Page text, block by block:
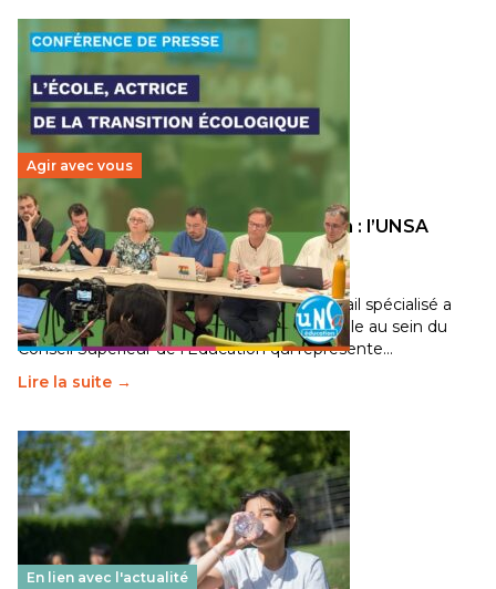
Agir avec vous
Transition écologique de l’éducation : l’UNSA
Éducation fait bouger les lignes
30 juin 2026-National
Pendant plusieurs mois, un groupe de travail spécialisé a
travaillé sur la transition écologique de l’Ecole au sein du
Conseil Supérieur de l’Éducation qui représente…
Lire la suite →
En lien avec l'actualité